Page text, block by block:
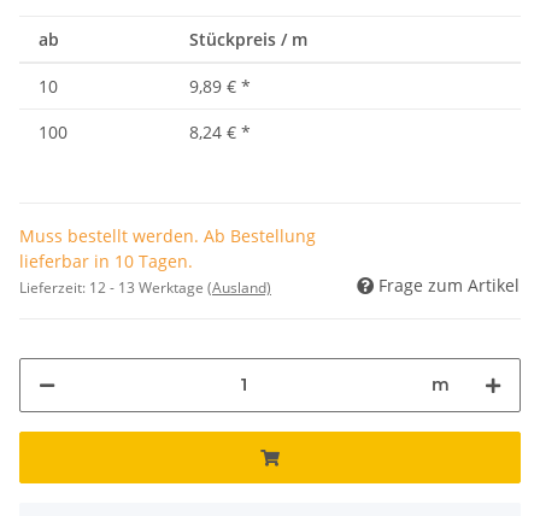
ab Stückpreis / m
10 9,89 € *
100
8,24 € *
Muss bestellt werden. Ab Bestellung
lieferbar in 10 Tagen.
Lieferzeit: 12 - 13 Werktage (Ausland) Frage zum Artikel
m